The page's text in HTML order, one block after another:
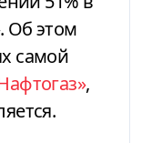
Об этом
самой
,